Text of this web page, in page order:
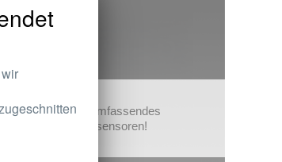
Sie unser umfassendes
für Ölstandssensoren!